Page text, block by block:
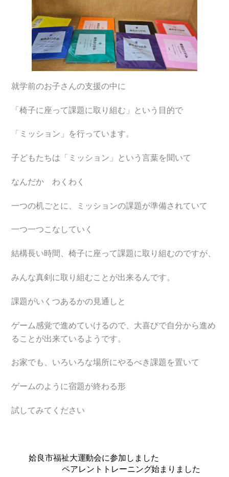
就学前のお子さんの支援の中に
「椅子に座って課題に取り組む」という目的で
「ミッション」を行っています。
子どもたちは「ミッション」という言葉を聞いて
なんだか わくわく
一つの机ごとに、ミッションの課題が準備されていて
一つ一つこなしていく
結構長い時間、椅子に座って課題に取り組むのですが、
みんな真剣に取り組むことが出来るんです。
課題がいくつあるかの見通しと
ゲーム感覚で進めていけるので、大喜びで自分から進め
ることが出来ているようです。
お家でも、いろいろな場所にやるべき課題を置いて
ゲームのように宿題が終わる形
試してみてください
姶良市福祉大運動会に参加しました
ペアレントトレーニング始まりました